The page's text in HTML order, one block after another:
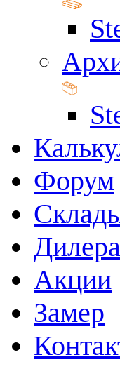
Форум
Акции
Замер